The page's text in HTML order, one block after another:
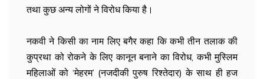
तथा कुछ अन्य लोगों ने विरोध किया है।
नकवी ने किसी का नाम लिए बगैर कहा कि कभी तीन तलाक की
कुप्रथा को रोकने के लिए कानून बनाने का विरोध, कभी मुस्लिम
महिलाओं को ‘मेहरम’ (नजदीकी पुरुष रिश्तेदार) के साथ ही हज